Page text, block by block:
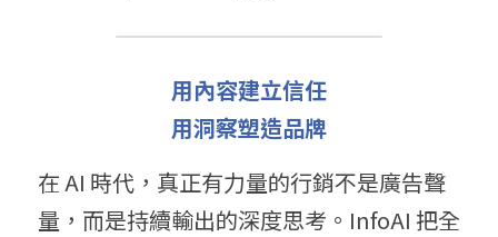
用內容建立信任
用洞察塑造品牌
在 AI 時代，真正有力量的行銷不是廣告聲
量，而是持續輸出的深度思考。InfoAI 把全